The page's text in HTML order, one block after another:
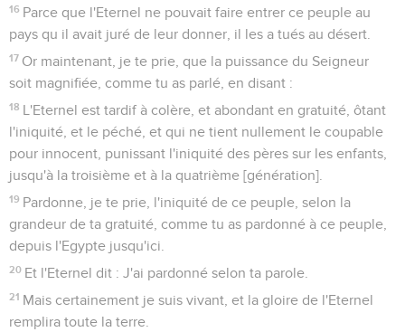
16 Parce que l'Eternel ne pouvait faire entrer ce peuple au
pays qu il avait juré de leur donner, il les a tués au désert.
17 Or maintenant, je te prie, que la puissance du Seigneur
soit magnifiée, comme tu as parlé, en disant :
18 L'Eternel est tardif à colère, et abondant en gratuité, ôtant
l'iniquité, et le péché, et qui ne tient nullement le coupable
pour innocent, punissant l'iniquité des pères sur les enfants,
jusqu'à la troisième et à la quatrième [génération].
19 Pardonne, je te prie, l'iniquité de ce peuple, selon la
grandeur de ta gratuité, comme tu as pardonné à ce peuple,
depuis l'Egypte jusqu'ici.
20 Et l'Eternel dit : J'ai pardonné selon ta parole.
21 Mais certainement je suis vivant, et la gloire de l'Eternel
remplira toute la terre.